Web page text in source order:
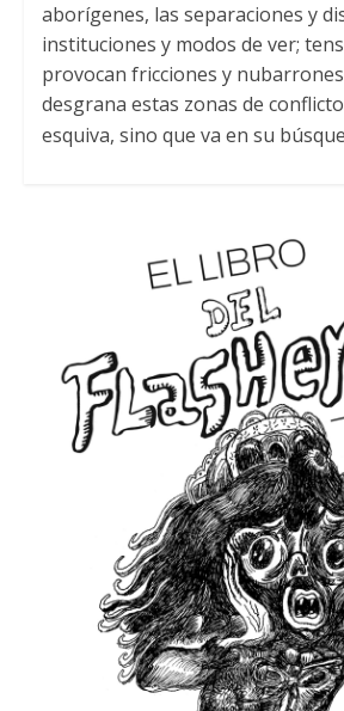
aborígenes, las separaciones y
instituciones y modos de ver;
provocan fricciones y
desgrana estas zonas de
esquiva, sino que va en su